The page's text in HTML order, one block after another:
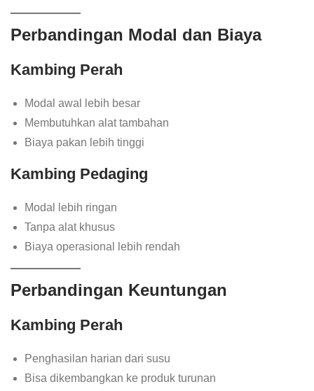
Perbandingan Modal dan Biaya
Kambing Perah
Modal awal lebih besar
Membutuhkan alat tambahan
Biaya pakan lebih tinggi
Kambing Pedaging
Modal lebih ringan
Tanpa alat khusus
Biaya operasional lebih rendah
Perbandingan Keuntungan
Kambing Perah
Penghasilan harian dari susu
Bisa dikembangkan ke produk turunan